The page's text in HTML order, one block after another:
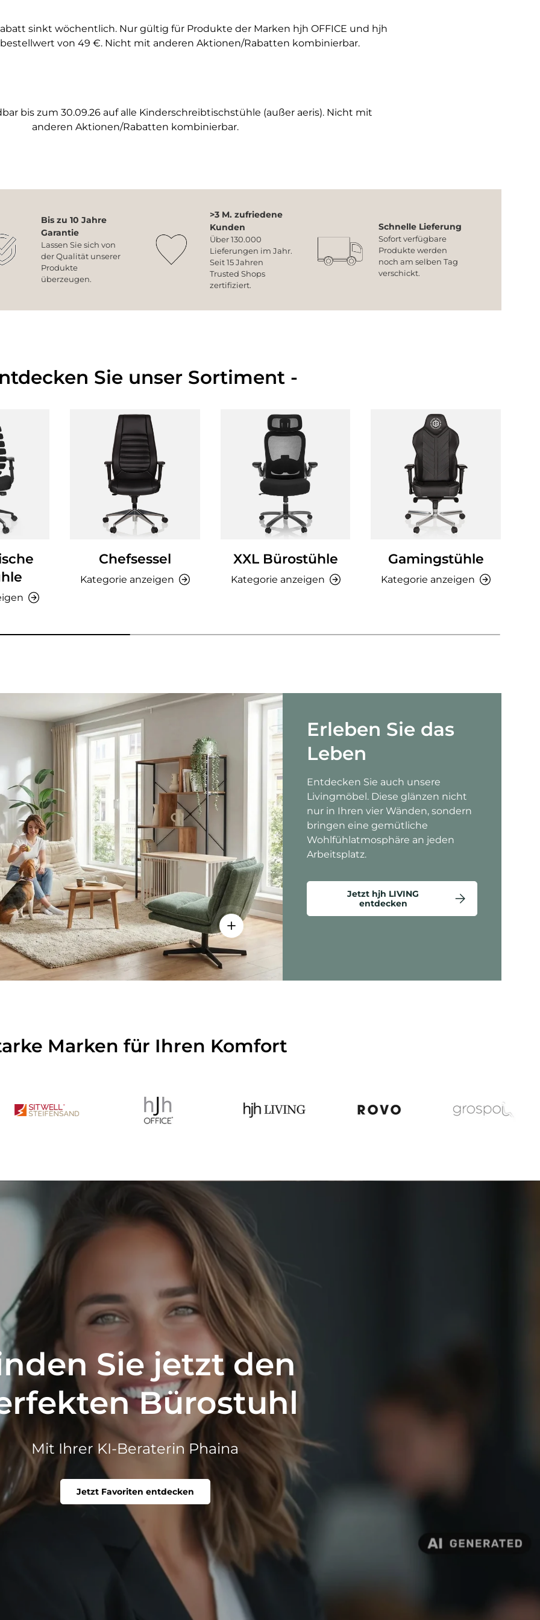
sinkt wöchentlich. Nur gültig für Produkte der Marken hjh OFFICE und hjh
von 49 €. Nicht mit anderen Aktionen/Rabatten kombinierbar.
bis zum 30.09.26 auf alle Kinderschreibtischstühle (außer aeris). Nicht mit
anderen Aktionen/Rabatten kombinierbar.
Bis zu 10 Jahre
Garantie
Lassen Sie sich von
der Qualität unserer
Produkte
überzeugen.
>3 M. zufriedene
Kunden
Über 130.000
Lieferungen im Jahr.
Seit 15 Jahren
Trusted Shops
zertifiziert.
Schnelle Lieferung
Sofort verfügbare
Produkte werden
noch am selben Tag
verschickt.
Sie unser Sortiment -
Chefsessel
Kategorie anzeigen
XXL Bürostühle
Kategorie anzeigen
Gamingstühle
Kategorie anzeigen
Einzelheiten anzeigen - Criss-Cross 20 - Loungesessel
- AMIO H - Büroschrank
anzeigen - Sitzolo 2 - Loungesessel
Erleben Sie das
Leben
Entdecken Sie auch unsere
Livingmöbel. Diese glänzen nicht
nur in Ihren vier Wänden, sondern
bringen eine gemütliche
Wohlfühlatmosphäre an jeden
Arbeitsplatz.
Jetzt hjh LIVING
entdecken
Marken für Ihren Komfort
Sie jetzt den
Bürostuhl
Mit Ihrer KI-Beraterin Phaina
Jetzt Favoriten entdecken